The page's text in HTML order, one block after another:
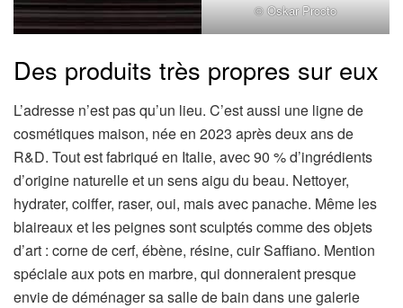
© Oskar Procto
Des produits très propres sur eux
L’adresse n’est pas qu’un lieu. C’est aussi une ligne de
cosmétiques maison, née en 2023 après deux ans de
R&D. Tout est fabriqué en Italie, avec 90 % d’ingrédients
d’origine naturelle et un sens aigu du beau. Nettoyer,
hydrater, coiffer, raser, oui, mais avec panache. Même les
blaireaux et les peignes sont sculptés comme des objets
d’art : corne de cerf, ébène, résine, cuir Saffiano. Mention
spéciale aux pots en marbre, qui donneraient presque
envie de déménager sa salle de bain dans une galerie